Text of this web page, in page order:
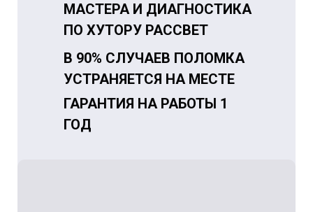
МАСТЕРА И ДИАГНОСТИКА
ПО ХУТОРУ РАССВЕТ
В 90% СЛУЧАЕВ ПОЛОМКА
УСТРАНЯЕТСЯ НА МЕСТЕ
ГАРАНТИЯ НА РАБОТЫ 1
ГОД